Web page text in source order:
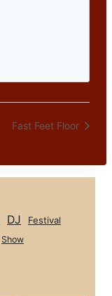
Fast Feet Floor
DJ Festival
Show